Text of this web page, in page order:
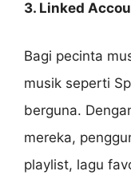
3. Linked
Bagi pecinta
musik seperti
berguna.
mereka,
playlist, lagu